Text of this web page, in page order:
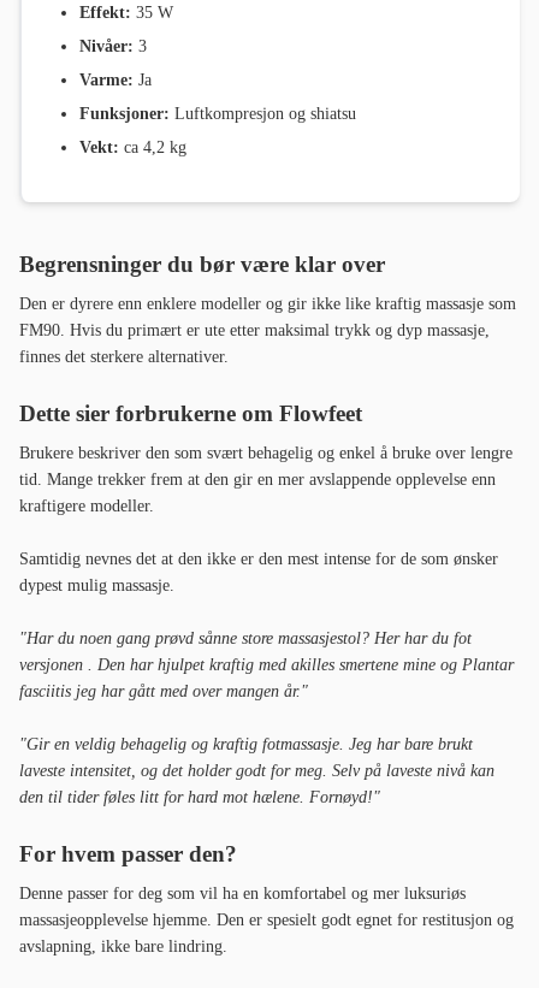
Effekt: 35 W
Nivåer: 3
Varme: Ja
Funksjoner: Luftkompresjon og shiatsu
Vekt: ca 4,2 kg
Begrensninger du bør være klar over
Den er dyrere enn enklere modeller og gir ikke like kraftig massasje som
FM90. Hvis du primært er ute etter maksimal trykk og dyp massasje,
finnes det sterkere alternativer.
Dette sier forbrukerne om Flowfeet
Brukere beskriver den som svært behagelig og enkel å bruke over lengre
tid. Mange trekker frem at den gir en mer avslappende opplevelse enn
kraftigere modeller.
Samtidig nevnes det at den ikke er den mest intense for de som ønsker
dypest mulig massasje.
"Har du noen gang prøvd sånne store massasjestol? Her har du fot
versjonen . Den har hjulpet kraftig med akilles smertene mine og Plantar
fasciitis jeg har gått med over mangen år."
"Gir en veldig behagelig og kraftig fotmassasje. Jeg har bare brukt
laveste intensitet, og det holder godt for meg. Selv på laveste nivå kan
den til tider føles litt for hard mot hælene. Fornøyd!"
For hvem passer den?
Denne passer for deg som vil ha en komfortabel og mer luksuriøs
massasjeopplevelse hjemme. Den er spesielt godt egnet for restitusjon og
avslapning, ikke bare lindring.